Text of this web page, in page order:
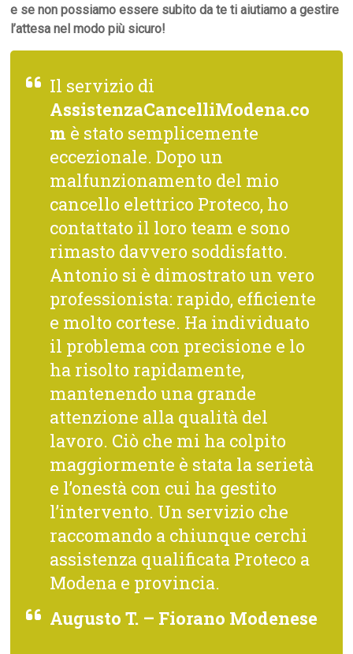
e se non possiamo essere subito da te ti aiutiamo a gestire
l’attesa nel modo più sicuro!
Il servizio di
AssistenzaCancelliModena.co
m è stato semplicemente
eccezionale. Dopo un
malfunzionamento del mio
cancello elettrico Proteco, ho
contattato il loro team e sono
rimasto davvero soddisfatto.
Antonio si è dimostrato un vero
professionista: rapido, efficiente
e molto cortese. Ha individuato
il problema con precisione e lo
ha risolto rapidamente,
mantenendo una grande
attenzione alla qualità del
lavoro. Ciò che mi ha colpito
maggiormente è stata la serietà
e l’onestà con cui ha gestito
l’intervento. Un servizio che
raccomando a chiunque cerchi
assistenza qualificata Proteco a
Modena e provincia.
Augusto T. – Fiorano Modenese